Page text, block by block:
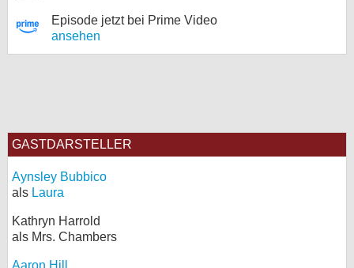
Episode jetzt bei Prime Video
ansehen
GASTDARSTELLER
Aynsley Bubbico
als Laura
Kathryn Harrold
als Mrs. Chambers
Aaron Hill